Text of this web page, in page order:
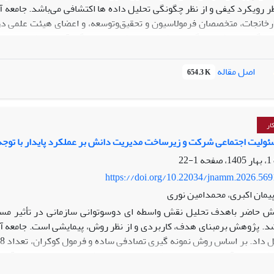
متخصصان فرمولاسیون و تحقیق‌وتوسعه، و اعضای هیئت علمی
«قابلیت‌ها و ظرفیت‌های فناورانه»، «عوامل سازمانی و مدیریتی»،
از فناوری‌های نوین، ارتقای ظرفیت‌های فناورانه، تقویت
و فعالان حوزه پلیمر در جهت توسعه تجاری‌سازی محصولات و فناوری‌های
اصل مقاله 654.3 K
اجتماعی شرکت و زیرساخت مدیریت دانش بر عملکرد پایدار با
1-22
https://doi.org/10.22034/
اکبری، محمدامین نوری
حاضر باهدف تحلیل نقش واسطه ای دوسوتوانی سازمانی در تأثیر
پژوهش برمبنای هدف، کاربردی و از نظر روش، پیمایشی است. جامعه
که روایی آن با استفاده از نظرات متخصصان رشته مدیریت و پایایی آن